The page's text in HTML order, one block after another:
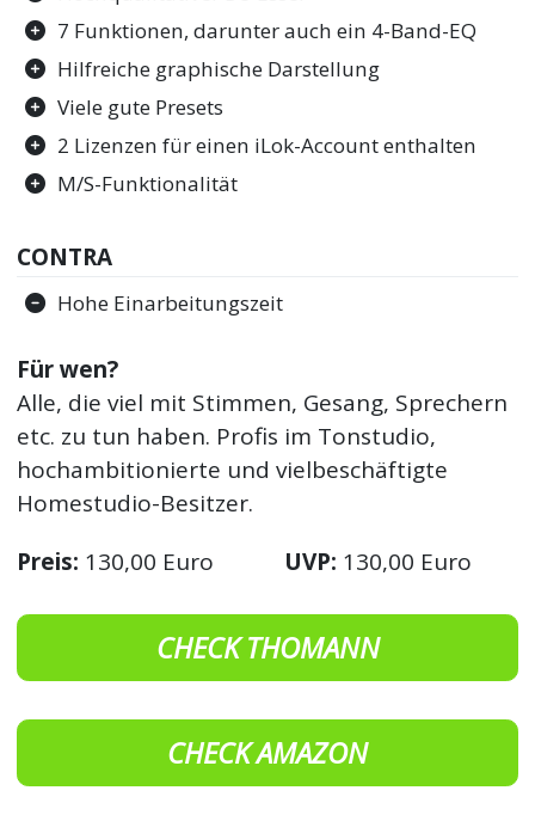
7 Funktionen, darunter auch ein 4-Band-EQ
Hilfreiche graphische Darstellung
Viele gute Presets
2 Lizenzen für einen iLok-Account enthalten
M/S-Funktionalität
CONTRA
Hohe Einarbeitungszeit
Für wen?
Alle, die viel mit Stimmen, Gesang, Sprechern
etc. zu tun haben. Profis im Tonstudio,
hochambitionierte und vielbeschäftigte
Homestudio-Besitzer.
Preis: 130,00 Euro UVP: 130,00 Euro
CHECK THOMANN
CHECK AMAZON